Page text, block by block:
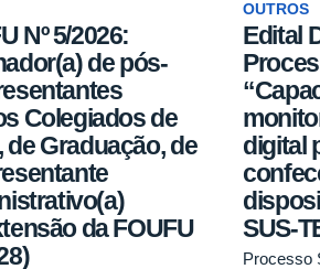
Nº 5/2026:
de pós-
Colegiados de
Graduação, de
da FOUFU
OUTROS
Edital
digital
SUS-
Processo